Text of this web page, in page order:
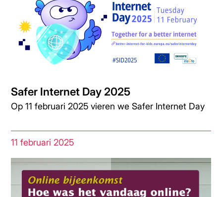
Safer Internet Day 2025
Op 11 februari 2025 vieren we Safer Internet Day
11 februari 2025